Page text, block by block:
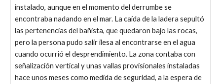
instalado, aunque en el momento del derrumbe se
encontraba nadando en el mar. La caída de la ladera sepultó
las pertenencias del bañista, que quedaron bajo las rocas,
pero la persona pudo salir ilesa al encontrarse en el agua
cuando ocurrió el desprendimiento. La zona contaba con
señalización vertical y unas vallas provisionales instaladas
hace unos meses como medida de seguridad, a la espera de